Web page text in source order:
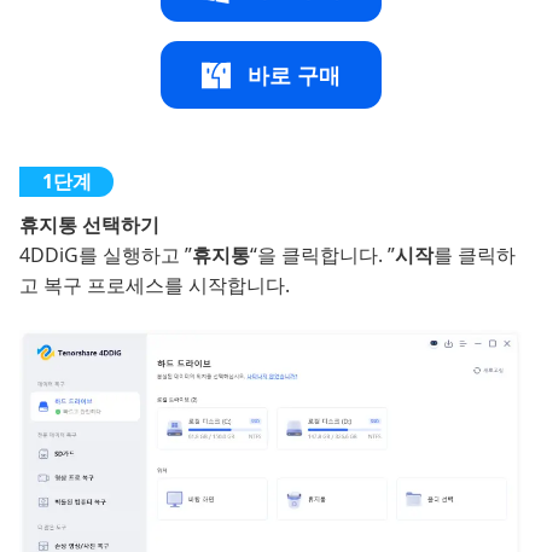
바로 구매
휴지통 선택하기
4DDiG를 실행하고 ”휴지통“을 클릭합니다. ”시작를 클릭하
고 복구 프로세스를 시작합니다.